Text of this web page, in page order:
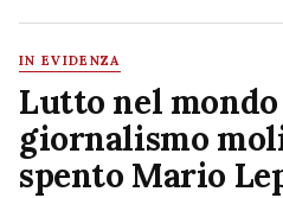
IN EVIDENZA
Lutto nel
giornalismo
spento Mario